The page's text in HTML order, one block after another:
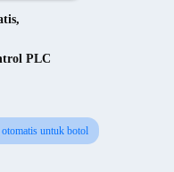
,
PLC
otomatis untuk botol